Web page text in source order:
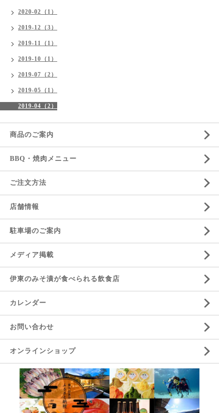
2020-02（1）
2019-12（3）
2019-11（1）
2019-10（1）
2019-07（2）
2019-05（1）
2019-04（2）
商品のご案内
BBQ・焼肉メニュー
ご注文方法
店舗情報
駐車場のご案内
メディア掲載
伊東のみそ漬が食べられる飲食店
カレンダー
お問い合わせ
オンラインショップ